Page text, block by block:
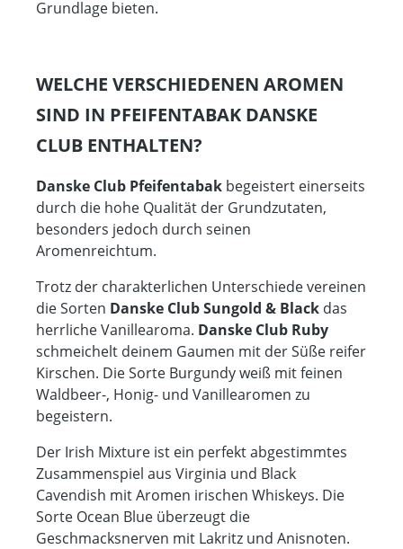
Grundlage bieten.
WELCHE VERSCHIEDENEN AROMEN
SIND IN PFEIFENTABAK DANSKE
CLUB ENTHALTEN?
Danske Club Pfeifentabak begeistert einerseits
durch die hohe Qualität der Grundzutaten,
besonders jedoch durch seinen
Aromenreichtum.
Trotz der charakterlichen Unterschiede vereinen
die Sorten Danske Club Sungold & Black das
herrliche Vanillearoma. Danske Club Ruby
schmeichelt deinem Gaumen mit der Süße reifer
Kirschen. Die Sorte Burgundy weiß mit feinen
Waldbeer-, Honig- und Vanillearomen zu
begeistern.
Der Irish Mixture ist ein perfekt abgestimmtes
Zusammenspiel aus Virginia und Black
Cavendish mit Aromen irischen Whiskeys. Die
Sorte Ocean Blue überzeugt die
Geschmacksnerven mit Lakritz und Anisnoten.